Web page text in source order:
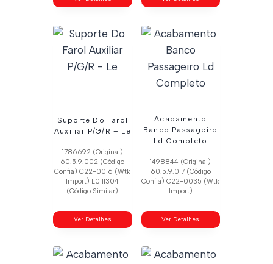
Suporte Do Farol
Auxiliar P/G/R – Le
1786692 (Original)
60.5.9.002 (Código
Confia) C22-0016 (Wtk
Import) L0111304
(Código Similar)
Ver Detalhes
Acabamento
Banco Passageiro
Ld Completo
1498844 (Original)
60.5.9.017 (Código
Confia) C22-0035 (Wtk
Import)
Ver Detalhes